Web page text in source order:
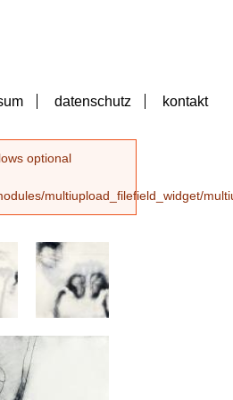
datenschutz kontakt
optional
multiupload_filefield_widget/